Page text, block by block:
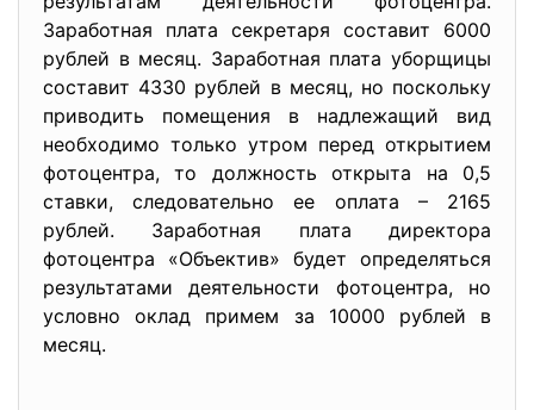
Заработная плата секретаря составит 6000
рублей в месяц. Заработная плата уборщицы
составит 4330 рублей в месяц, но поскольку
приводить помещения в надлежащий вид
необходимо только утром перед открытием
фотоцентра, то должность открыта на 0,5
ставки, следовательно ее оплата – 2165
рублей. Заработная плата директора
фотоцентра «Объектив» будет определяться
результатами деятельности фотоцентра, но
условно оклад примем за 10000 рублей в
месяц.